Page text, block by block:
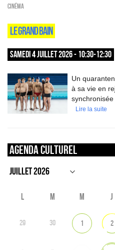
Cinéma
LE GRAND BAIN
SAMEDI 4 JUILLET 2026 - 10:30-12:30
Un
à sa vie en
Lire la suite
Agenda culturel
L M M J
29 30 1 2